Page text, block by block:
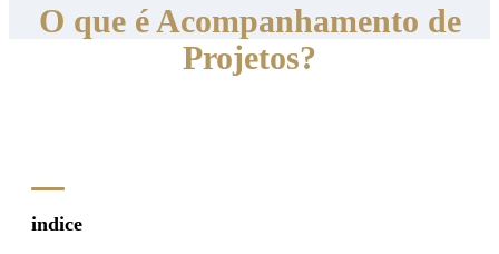
O que é Acompanhamento de
Projetos?
indice